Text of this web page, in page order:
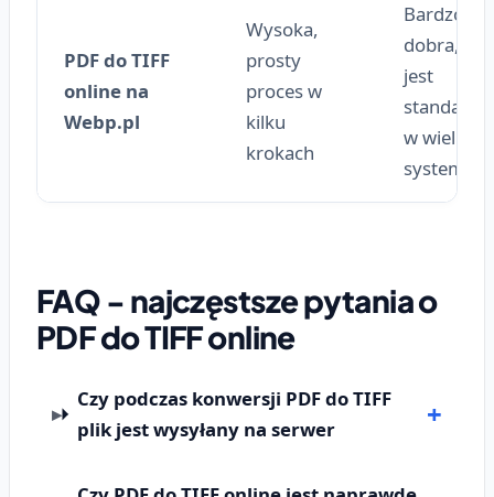
PDF do TIFF
online na
Webp.pl
Wysoka,
prosty
proces w
kilku
krokach
Bardzo
dobra,
jest
w wielu
systemach
FAQ - najczęstsze pytania o
PDF do TIFF online
Czy podczas konwersji PDF do TIFF
plik jest wysyłany na serwer